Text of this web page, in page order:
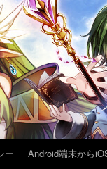
ー
Android端末から